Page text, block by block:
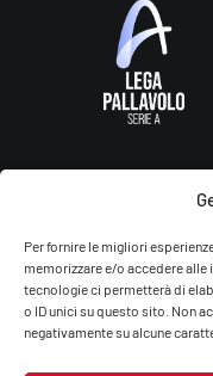
Per fornire le migliori
memorizzare e/o accedere
tecnologie ci permetterà di
o ID unici su questo sito. Non
negativamente su alcune